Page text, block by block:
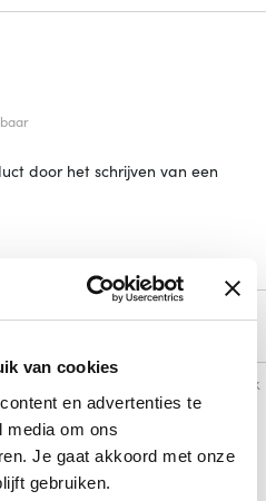
van cookies
en advertenties te
media om ons
Je gaat akkoord met onze
gebruiken.
door het schrijven van een
Vergelijk